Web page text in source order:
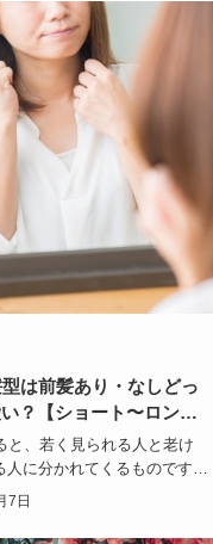
は前髪あり・なしどっ
？【ショート〜ロン
と、若く見られる人と老け
人に分かれてくるものです。
で若くも老けても見られると
7日